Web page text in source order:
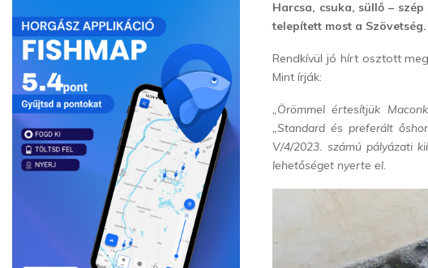
Harcsa, csuka, süllő –
telepített most a Szövetség.
Rendkívül jó hírt osztott
Mint írják:
„Örömmel értesítjük
„Standard és preferált
V/4/2023. számú pályázati
lehetőséget nyerte el.